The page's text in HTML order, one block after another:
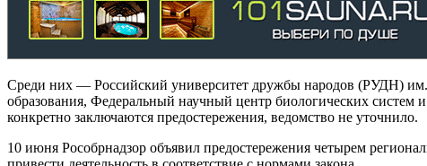
Среди них — Российский университет дружбы народов (РУДН)
образования, Федеральный научный центр биологических систем
конкретно заключаются предостережения, ведомство не уточнило.
10 июня Рособрнадзор объявил предостережения четырем